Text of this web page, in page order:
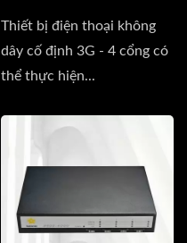
Thiết bị điện thoại không
dây cố định 3G - 4 cổng có
thể thực hiện...